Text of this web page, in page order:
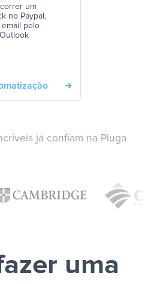
um
no Paypal,
pelo
já confiam na Pluga
uma